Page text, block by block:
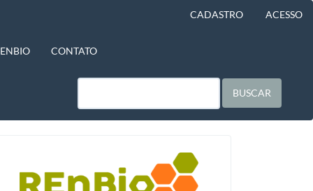
CADASTRO ACESSO
CONTATO
BUSCAR